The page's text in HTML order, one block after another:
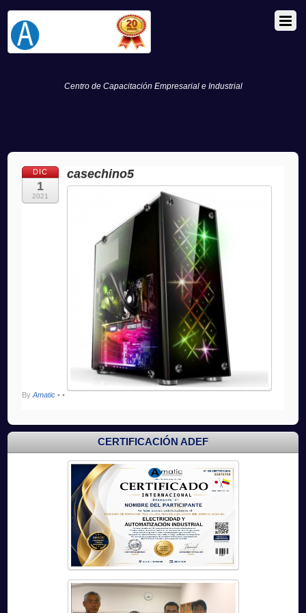
Centro de Capacitación Empresarial e Industrial
DIC
1
2021
casechino5
ByAmatic • •
CERTIFICACIÓN ADEF